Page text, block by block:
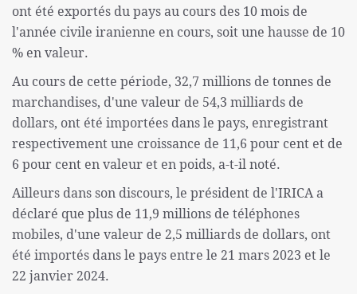
ont été exportés du pays au cours des 10 mois de
l'année civile iranienne en cours, soit une hausse de 10
% en valeur.
Au cours de cette période, 32,7 millions de tonnes de
marchandises, d'une valeur de 54,3 milliards de
dollars, ont été importées dans le pays, enregistrant
respectivement une croissance de 11,6 pour cent et de
6 pour cent en valeur et en poids, a-t-il noté.
Ailleurs dans son discours, le président de l'IRICA a
déclaré que plus de 11,9 millions de téléphones
mobiles, d'une valeur de 2,5 milliards de dollars, ont
été importés dans le pays entre le 21 mars 2023 et le
22 janvier 2024.